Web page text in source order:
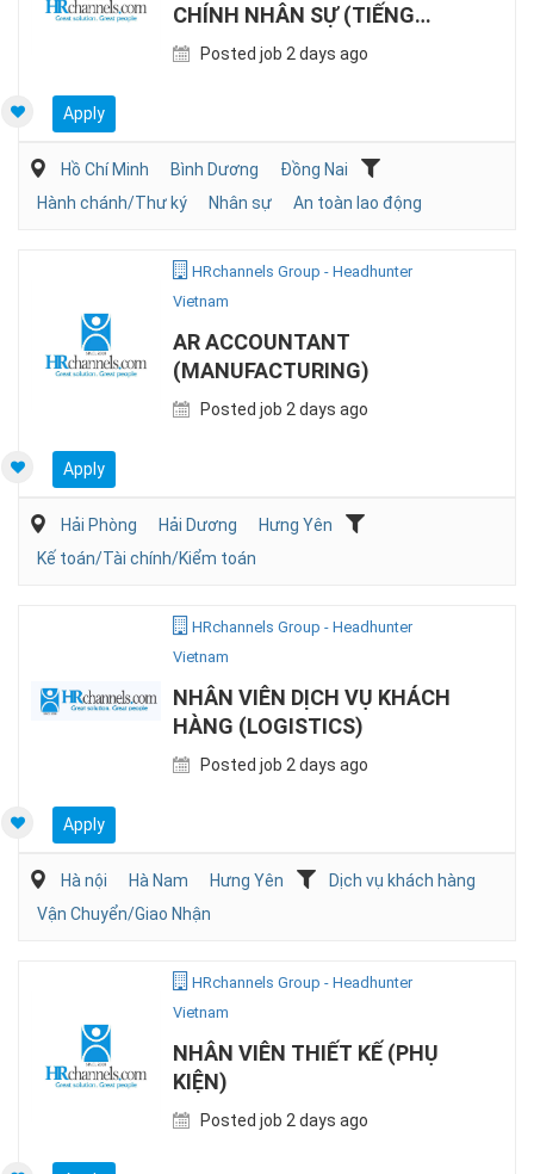
CHÍNH NHÂN SỰ (TIẾNG
NHẬT, SẢN XUẤT)
Posted job 2 days ago
Apply
Hồ Chí Minh Bình Dương
Đồng Nai
Hành chánh/Thư ký
Nhân sự An toàn lao động
HRchannels Group - Headhunter
Vietnam
AR ACCOUNTANT
(MANUFACTURING)
Posted job 2 days ago
Apply
Hải Phòng Hải Dương
Hưng Yên
Kế toán/Tài chính/Kiểm toán
HRchannels Group - Headhunter
Vietnam
NHÂN VIÊN DỊCH VỤ KHÁCH
HÀNG (LOGISTICS)
Posted job 2 days ago
Apply
Hà nội Hà Nam Hưng Yên
Dịch vụ khách hàng
Vận Chuyển/Giao Nhận
HRchannels Group - Headhunter
Vietnam
NHÂN VIÊN THIẾT KẾ (PHỤ
KIỆN)
Posted job 2 days ago